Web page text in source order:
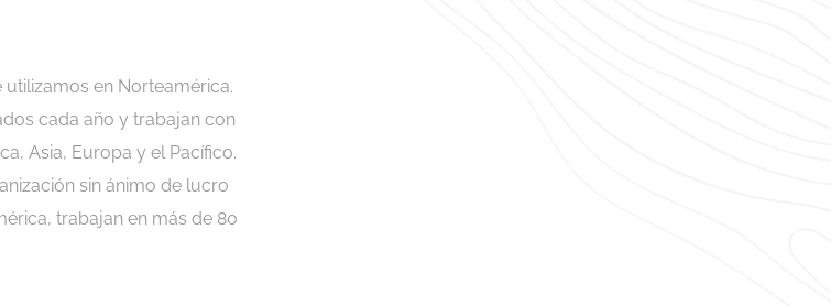
en Norteamérica.
cada año y trabajan con
Asia, Europa y el Pacífico.
sin ánimo de lucro
trabajan en más de 80